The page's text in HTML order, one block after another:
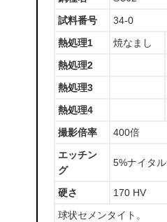
試料番号
34-0
熱処理1
焼なまし
熱処理2
熱処理3
熱処理4
撮影倍率
400倍
エッチン
グ
5%ナイタル
硬さ
170 HV
球状セメンタイト。